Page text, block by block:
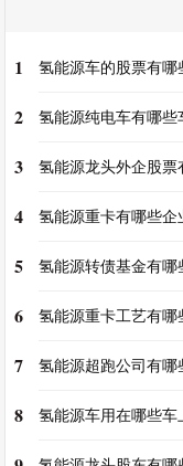
1 氢能源车的股票有
2 氢能源纯电车有哪
3 氢能源龙头外企股
4 氢能源重卡有哪些
5 氢能源转债基金有
6 氢能源重卡工艺有
7 氢能源超跑公司有哪
8 氢能源车用在哪些